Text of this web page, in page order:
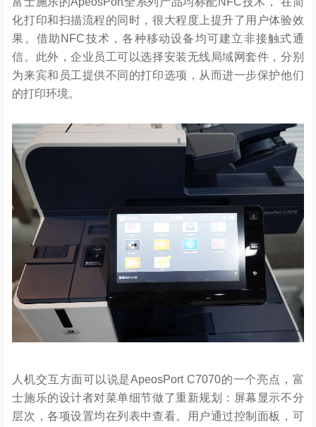
化打印和扫描流程的同时，很大程度上提升了用户体验效
果。借助NFC技术，各种移动设备均可建立非接触式通
信。此外，企业员工可以选择安装无线局域网套件，分别
为来宾和员工提供不同的打印选项，从而进一步保护他们
的打印环境。
人机交互方面可以说是ApeosPort C7070的一个亮点，富
士施乐的设计者对菜单细节做了重新规划：屏幕显示不分
层次，各项设置均在列表中查看。用户通过控制面板，可